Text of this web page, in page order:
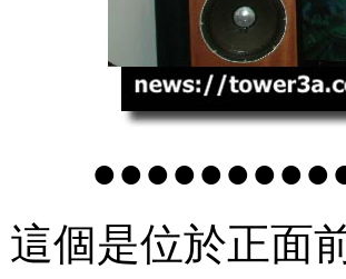
這個是位於正面